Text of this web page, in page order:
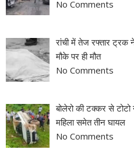
No Comments
रांची में तेज रफ्तार ट्रक
मौके पर ही मौत
No Comments
बोलेरो की टक्कर से टोटो
महिला समेत तीन घायल
No Comments